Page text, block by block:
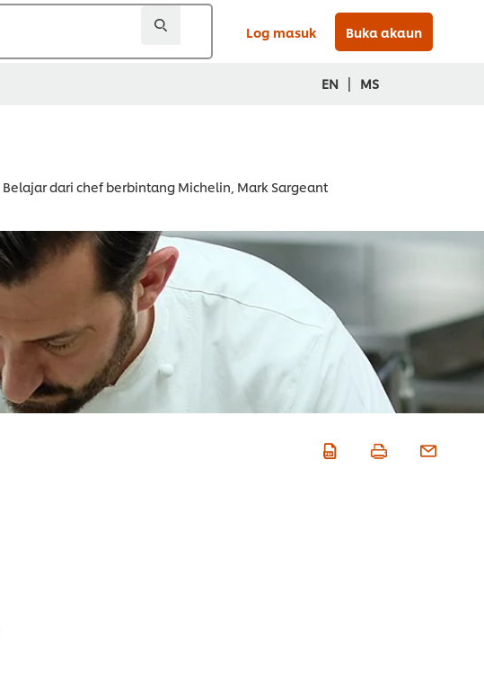
Log masuk Buka akaun
EN | MS
Belajar dari chef berbintang Michelin, Mark Sargeant